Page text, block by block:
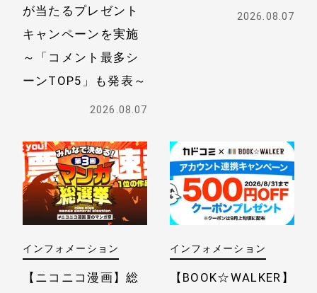
が当たる プレゼント
キャンペーンを実施
～「コメント最多シ
ーンTOP5」も発表～
2026.08.07
2026.08.07
インフォメーション
【ニコニコ漫画】総
インフォメーション
【BOOK☆WALKER】